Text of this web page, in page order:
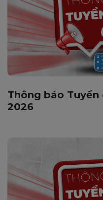
Thông báo Tuyển
2026